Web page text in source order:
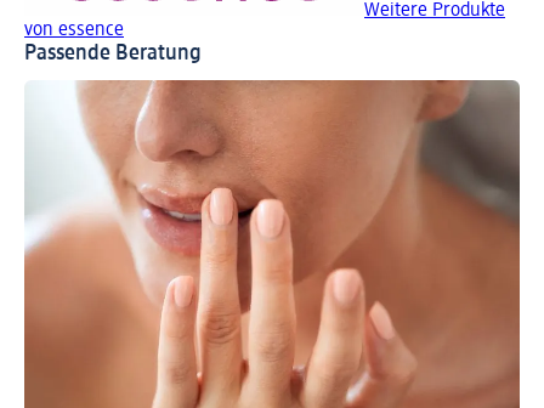
Weitere Produkte
von essence
Passende Beratung